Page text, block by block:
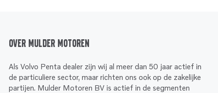
Over Mulder Motoren
Als Volvo Penta dealer zijn wij al meer dan 50 jaar actief in
de particuliere sector, maar richten ons ook op de zakelijke
partijen. Mulder Motoren BV is actief in de segmenten